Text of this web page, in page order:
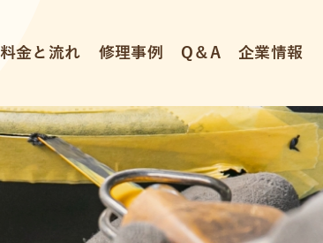
料金と流れ 修理事例 Q＆A 企業情報